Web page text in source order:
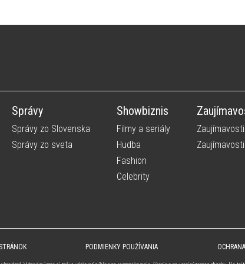
Správy
Správy zo Slovenska
Správy zo sveta
Showbiznis
Filmy a seriály
Hudba
Fashion
Celebrity
PODMIENKY POUŽÍVANIA